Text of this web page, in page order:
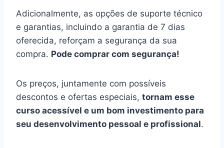
Adicionalmente, as opções de suporte técnico
e garantias, incluindo a garantia de 7 dias
oferecida, reforçam a segurança da sua
compra. Pode comprar com segurança!
Os preços, juntamente com possíveis
descontos e ofertas especiais, tornam esse
curso acessível e um bom investimento para
seu desenvolvimento pessoal e profissional.